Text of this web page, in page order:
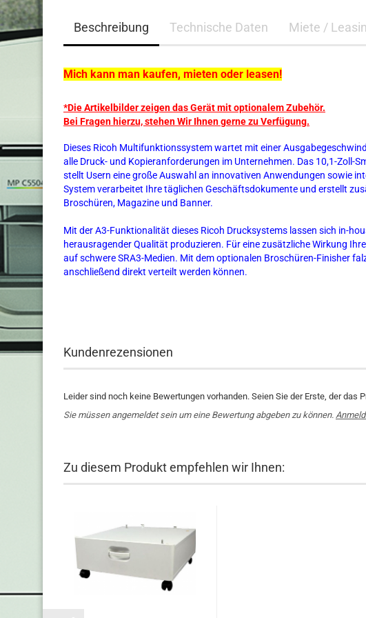
Beschreibung Technische Daten Miete /
Mich kann man kaufen, mieten oder leasen!
*Die Artikelbilder zeigen das Gerät mit optionalem Zubehör.
Bei Fragen hierzu, stehen Wir Ihnen gerne zu Verfügung.
Dieses Ricoh Multifunktionssystem wartet mit einer
alle Druck- und Kopieranforderungen im Unternehmen. Das 10,1-Zoll-
stellt Usern eine große Auswahl an innovativen Anwendungen sowie
System verarbeitet Ihre täglichen Geschäftsdokumente und erstellt
Broschüren, Magazine und Banner.
Mit der A3-Funktionalität dieses Ricoh Drucksystems lassen sich in-
herausragender Qualität produzieren. Für eine zusätzliche Wirkung
auf schwere SRA3-Medien. Mit dem optionalen Broschüren-Finisher
anschließend direkt verteilt werden können.
Kundenrezensionen
Leider sind noch keine Bewertungen vorhanden. Seien Sie der Erste, der das
Sie müssen angemeldet sein um eine Bewertung abgeben zu können.
Zu diesem Produkt empfehlen wir Ihnen: